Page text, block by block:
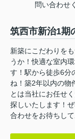
問い合わせ
筑西市新治1期
新築にこだわりを
うか！快適な室内
す！駅から徒歩6分
ね！築2年以内の物
とは当社にお任せ
探しいたします！
合わせをお待ちし